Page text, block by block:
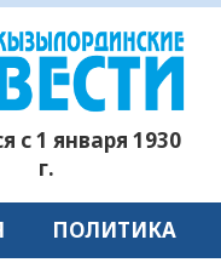
с 1 января 1930
г.
ПОЛИТИКА